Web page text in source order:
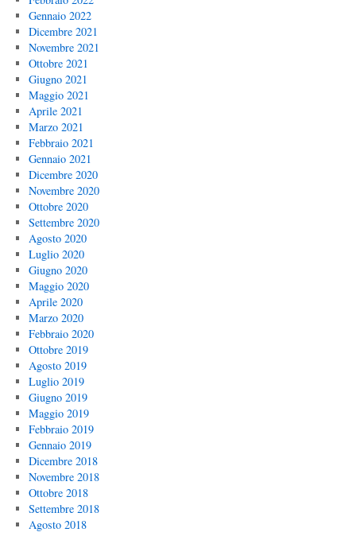
Gennaio 2022
Dicembre 2021
Novembre 2021
Ottobre 2021
Giugno 2021
Maggio 2021
Aprile 2021
Marzo 2021
Febbraio 2021
Gennaio 2021
Dicembre 2020
Novembre 2020
Ottobre 2020
Settembre 2020
Agosto 2020
Luglio 2020
Giugno 2020
Maggio 2020
Aprile 2020
Marzo 2020
Febbraio 2020
Ottobre 2019
Agosto 2019
Luglio 2019
Giugno 2019
Maggio 2019
Febbraio 2019
Gennaio 2019
Dicembre 2018
Novembre 2018
Ottobre 2018
Settembre 2018
Agosto 2018